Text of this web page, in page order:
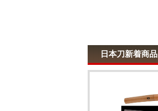
日本刀新着商品